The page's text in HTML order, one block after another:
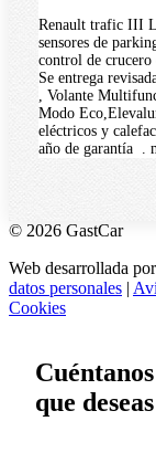
Renault trafic III
sensores de
control de
Se entrega
, Volante
Modo
eléctricos y
año de garantía .
© 2026 GastCar
Web desarrollada por
datos personales |
Cookies
que deseas